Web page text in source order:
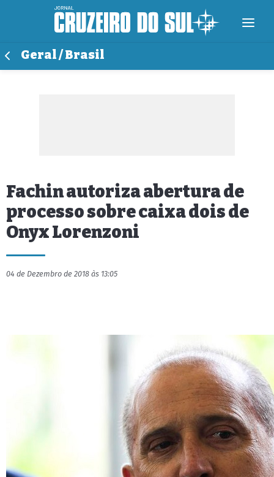
Geral / Brasil
Fachin autoriza abertura de
processo sobre caixa dois de
Onyx Lorenzoni
04 de Dezembro de 2018 às 13:05